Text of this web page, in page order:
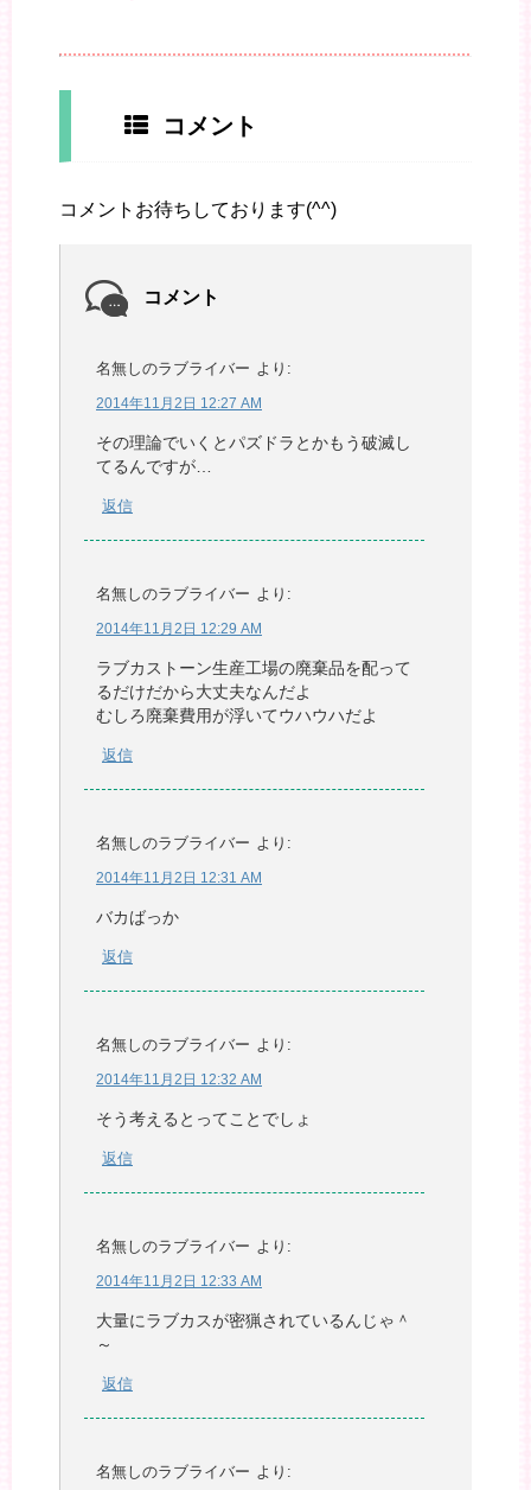
コメント
コメントお待ちしております(^^)
コメント
名無しのラブライバー より:
2014年11月2日 12:27 AM
その理論でいくとパズドラとかもう破滅し
てるんですが…
返信
名無しのラブライバー より:
2014年11月2日 12:29 AM
ラブカストーン生産工場の廃棄品を配って
るだけだから大丈夫なんだよ
むしろ廃棄費用が浮いてウハウハだよ
返信
名無しのラブライバー より:
2014年11月2日 12:31 AM
バカばっか
返信
名無しのラブライバー より:
2014年11月2日 12:32 AM
そう考えるとってことでしょ
返信
名無しのラブライバー より:
2014年11月2日 12:33 AM
大量にラブカスが密猟されているんじゃ＾
～
返信
名無しのラブライバー より: